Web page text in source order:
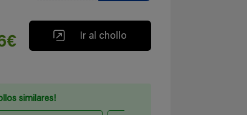
Ir al chollo
similares!